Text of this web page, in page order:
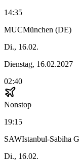
14:35
MUCMünchen (DE)
Di., 16.02.
Dienstag, 16.02.2027
02:40
Nonstop
19:15
SAWIstanbul-Sabiha
Di., 16.02.